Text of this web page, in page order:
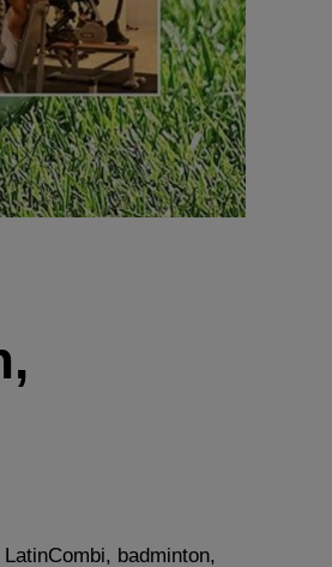
badminton,